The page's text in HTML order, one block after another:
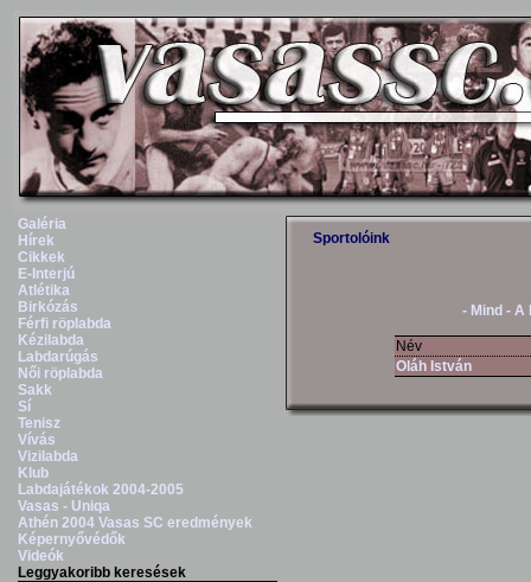
Galéria
Hírek
Cikkek
E-Interjú
Atlétika
Birkózás
Férfi röplabda
Kézilabda
Labdarúgás
Női röplabda
Sakk
Sí
Tenisz
Vívás
Vizilabda
Klub
Labdajátékok 2004-2005
Vasas - Uniqa
Athén 2004 Vasas SC eredmények
Képernyővédők
Videók
Leggyakoribb keresések
Sportolóink
- Mind - A
Név
Oláh István